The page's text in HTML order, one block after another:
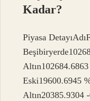
Kadar?
Piyasa
Eski19600.6945
Altın20385.9304